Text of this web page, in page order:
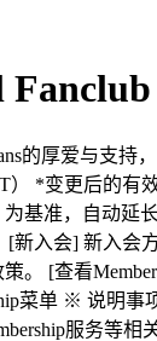
厚爱与支持
*变更后的有
基准，自动
入会] 新入会
[查看
菜单 ※ 说明
服务等相